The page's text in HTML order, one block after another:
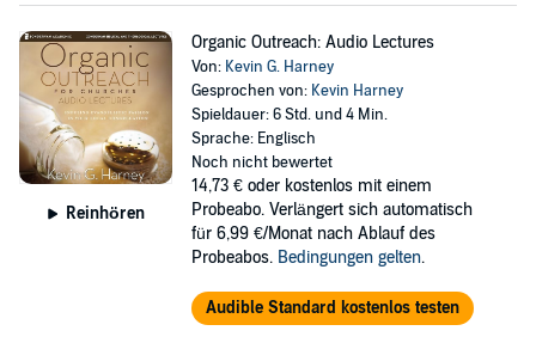
Reinhören
Organic Outreach: Audio Lectures
Von: Kevin G. Harney
Gesprochen von: Kevin Harney
Spieldauer: 6 Std. und 4 Min.
Sprache: Englisch
Noch nicht bewertet
14,73 € oder kostenlos mit einem
Probeabo. Verlängert sich automatisch
für 6,99 €/Monat nach Ablauf des
Probeabos. Bedingungen gelten.
Audible Standard kostenlos testen